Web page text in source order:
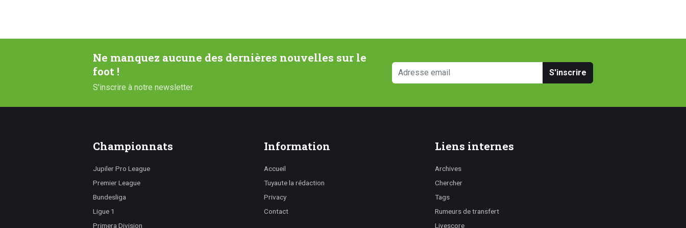
Ne manquez aucune des dernières nouvelles sur le
foot !
S'inscrire à notre newsletter
S'inscrire
Championnats
Jupiler Pro League
Premier League
Bundesliga
Ligue 1
Primera Division
Information
Accueil
Tuyaute la rédaction
Privacy
Contact
Liens internes
Archives
Chercher
Tags
Rumeurs de transfert
Livescore